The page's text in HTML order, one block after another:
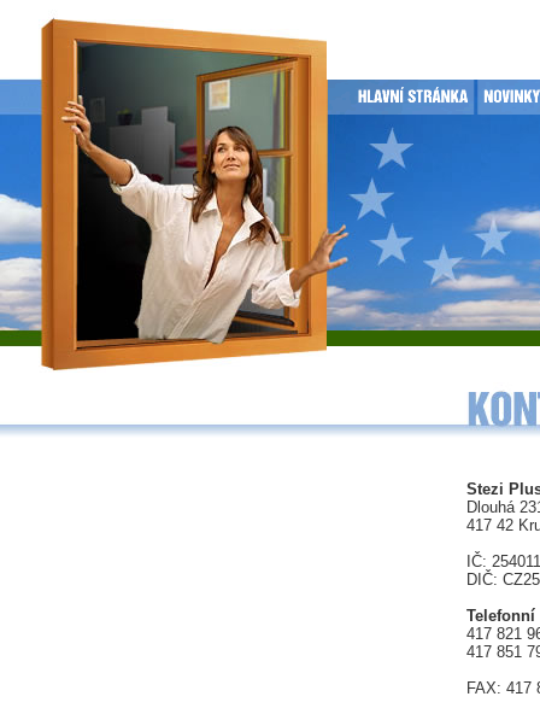
Stezi
Dlouhá
417 42
IČ:
DIČ:
417 821
417 851
FAX: 417